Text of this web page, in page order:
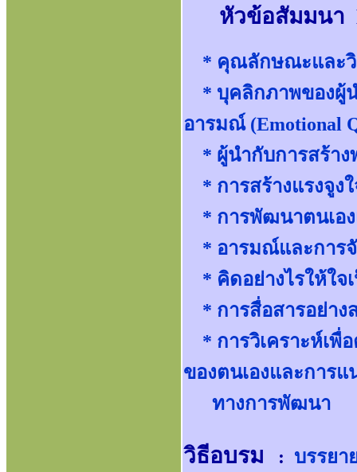
หัวข้อสัมมนา
* คุณลักษณะและวิ
* บุคลิกภาพของผู้
อารมณ์ (Emotional
* ผู้นำกับการสร้าง
* การสร้างแรงจูง
* การพัฒนาตนเอง
* อารมณ์และการ
* คิดอย่างไรให้ใจ
* การสื่อสารอย่าง
* การวิเคราะห์เพื่
ของตนเองและการแ
ทางการพัฒนา
วิธีอบรม : บรรยา